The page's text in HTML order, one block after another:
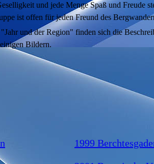
und jede Menge Spaß und Freude
ist offen für jeden Freund des
und der Region" finden sich die
Bildern.
1999